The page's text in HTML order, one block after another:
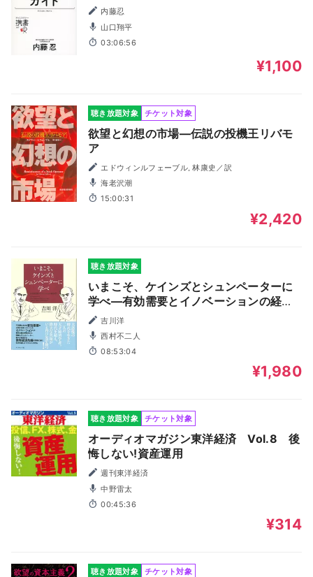
内藤忍
山口翔平
03:06:56
¥1,100
聴き放題対象 チケット対象
欲望と幻想の市場―伝説の投機王リバモ
ア
エドウィンルフェーブル, 林康史／訳
海老沢潮
15:00:31
¥2,420
聴き放題対象
いまこそ、ケインズとシュンペーターに
学べ―有効需要とイノベーションの経済
学 吉川洋
西村不二人
08:53:04
¥1,980
聴き放題対象 チケット対象
オーディオマガジン東洋経済 Vol.8 後
悔しない!資産運用
週刊東洋経済
中野雷太
00:45:36
¥314
聴き放題対象 チケット対象